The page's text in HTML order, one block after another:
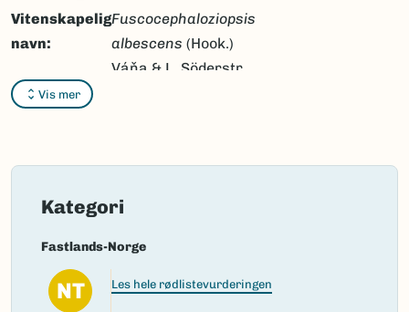
Vis mer
Vitenskapelig
navn:
Fuscocephaloziopsis
albescens (Hook.)
Váňa & L. Söderstr.
Synonymer:
Pleuroclada albescens
Jungermannia
albescens
Trigonanthus albescens
Kategori
Fastlands-Norge
NT Les hele rødlistevurderingen